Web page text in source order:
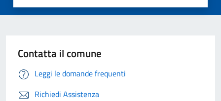
Contatta il comune
Leggi le domande frequenti
Richiedi Assistenza